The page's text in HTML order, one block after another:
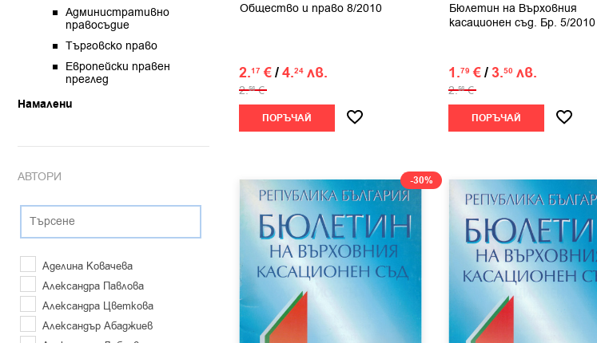
Административно
правосъдие
Търговско право
Европейски правен
преглед
Намалени
АВТОРИ
Аделина Ковачева
Александра Павлова
Александра Цветкова
Александър Абаджиев
Общество и право 8/2010
2.17 €/4.24 лв.
2.56 €
ПОРЪЧАЙ
Бюлетин на Върховния
касационен съд. Бр. 5/2010
1.79 €/3.50 лв.
2.56 €
ПОРЪЧАЙ
-30%